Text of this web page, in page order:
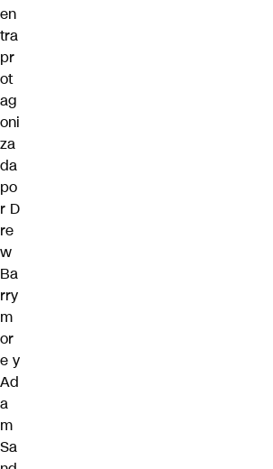
en
tra
pr
ot
ag
oni
za
da
po
r D
re
w
Ba
rry
m
or
e y
Ad
a
m
Sa